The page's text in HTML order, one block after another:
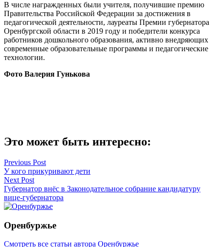
В числе награжденных были учителя, получившие премию
Правительства Российской Федерации за достижения в
педагогической деятельности, лауреаты Премии губернатора
Оренбургской области в 2019 году и победители конкурса
работников дошкольного образования, активно внедряющих
современные образовательные программы и педагогические
технологии.
Фото Валерия Гунькова
Это может быть интересно:
Навигация
по
записям
Previous Post
У кого прикуривают дети
Next Post
Губернатор внёс в Законодательное собрание кандидатуру
вице-губернатора
Оренбуржье
Смотреть все статьи автора Оренбуржье